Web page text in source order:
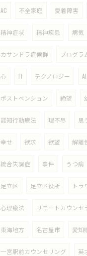
AC 不全家庭 愛着障害
精神症状 精神疾患 病気
カサンドラ症候群 プログラ
心 IT テクノロジー AI
ポストベンション 絶望
認知行動療法 理不尽 思
幸せ 欲求 欲望 解離
統合失調症 事件 うつ病
足立区 足立区役所 トラ
心理療法 リモートカウンセ
東海地方 名古屋市 愛知
一宮駅前カウンセリング 英